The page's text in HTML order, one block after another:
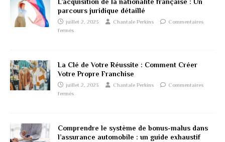
parcours juridique détaillé
juillet 2, 2023 Chantale Perkins
Commentaires
fermés
La Clé de Votre Réussite : Comment Créer
Votre Propre Franchise
juillet 2, 2023 Chantale Perkins
Commentaires
fermés
Comprendre le système de bonus-malus dans
l’assurance automobile : un guide exhaustif